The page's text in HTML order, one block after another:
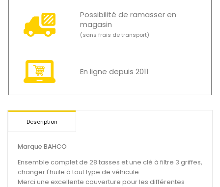
Possibilité de ramasser en
magasin
(sans frais de transport)
En ligne depuis 2011
Description
Marque BAHCO
Ensemble complet de 28 tasses et une clé à filtre 3 griffes,
changer l'huile à tout type de véhicule
Merci une excellente couverture pour les différentes